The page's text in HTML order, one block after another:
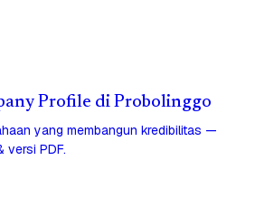
Profile di Probolinggo
yang membangun kredibilitas —
versi PDF.